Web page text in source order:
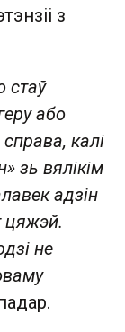
з
стаў
або
калі
зь вялікім
адзін
цяжэй.
не